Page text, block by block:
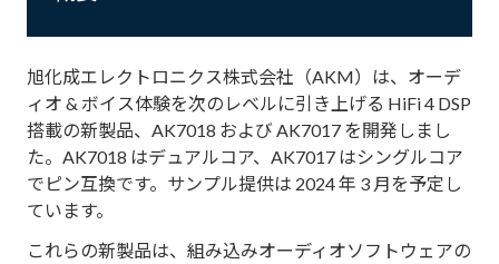
旭化成エレクトロニクス株式会社（AKM）は、 オーデ
ィオ & ボイス体験を次のレベルに引き上げる HiFi 4 DSP
搭載の新製品、AK7018 および AK7017 を開発しまし
た。AK7018 はデュアルコア、AK7017 はシングルコア
でピン互換です。サンプル提供は 2024 年 3 月を予定し
ています。
これらの新製品は、組み込みオーディオソフトウェアの